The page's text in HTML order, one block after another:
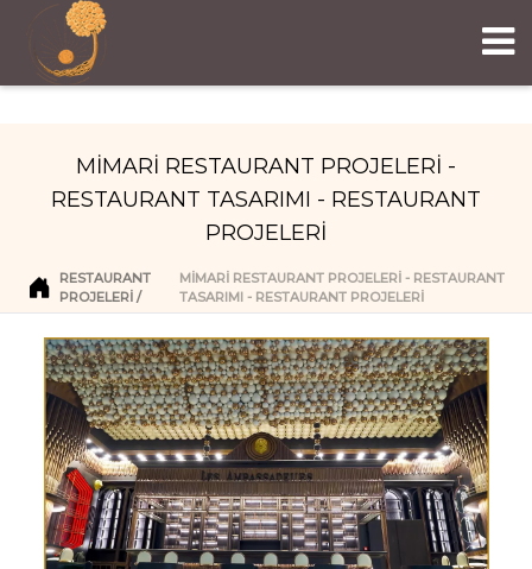
MİMARİ RESTAURANT PROJELERİ -
RESTAURANT TASARIMI - RESTAURANT
PROJELERİ
RESTAURANT
PROJELERI
MİMARİ RESTAURANT PROJELERİ - RESTAURANT
TASARIMI - RESTAURANT PROJELERİ